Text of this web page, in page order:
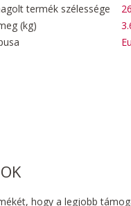
termék szélessége
(kg)
hogy a legjobb